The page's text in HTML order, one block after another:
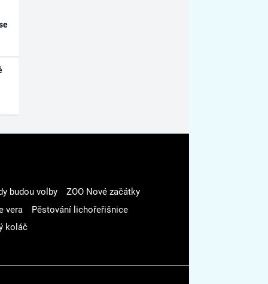
budou volby
ZOO Nové začátky
vera
Pěstování lichořeřišnice
koláč